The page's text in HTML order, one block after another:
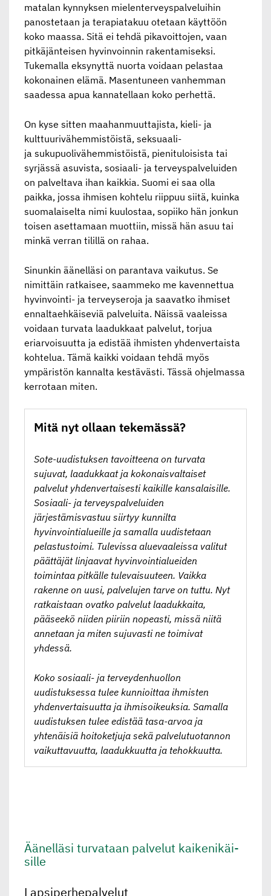
matalan kynnyksen mielenterveyspalveluihin
panostetaan ja terapiatakuu otetaan käyttöön
koko maassa. Sitä ei tehdä pikavoittojen, vaan
pitkäjänteisen hyvinvoinnin rakentamiseksi.
Tukemalla eksynyttä nuorta voidaan pelastaa
kokonainen elämä. Masentuneen vanhemman
saadessa apua kannatellaan koko perhettä.
On kyse sitten maahanmuuttajista, kieli- ja
kulttuurivähemmistöistä, seksuaali-
ja sukupuolivähemmistöistä, pienituloisista tai
syrjässä asuvista, sosiaali- ja terveyspalveluiden
on palveltava ihan kaikkia. Suomi ei saa olla
paikka, jossa ihmisen kohtelu riippuu siitä, kuinka
suomalaiselta nimi kuulostaa, sopiiko hän jonkun
toisen asettamaan muottiin, missä hän asuu tai
minkä verran tilillä on rahaa.
Sinunkin äänelläsi on parantava vaikutus. Se
nimittäin ratkaisee, saammeko me kavennettua
hyvinvointi- ja terveyseroja ja saavatko ihmiset
ennaltaehkäiseviä palveluita. Näissä vaaleissa
voidaan turvata laadukkaat palvelut, torjua
eriarvoisuutta ja edistää ihmisten yhdenvertaista
kohtelua. Tämä kaikki voidaan tehdä myös
ympäristön kannalta kestävästi. Tässä ohjelmassa
kerrotaan miten.
Mitä nyt ollaan tekemässä?
Sote-uudistuksen tavoitteena on turvata
sujuvat, laadukkaat ja kokonaisvaltaiset
palvelut yhdenvertaisesti kaikille kansalaisille.
Sosiaali- ja terveyspalveluiden
järjestämisvastuu siirtyy kunnilta
hyvinvointialueille ja samalla uudistetaan
pelastustoimi. Tulevissa aluevaaleissa valitut
päättäjät linjaavat hyvinvointialueiden
toimintaa pitkälle tulevaisuuteen. Vaikka
rakenne on uusi, palvelujen tarve on tuttu. Nyt
ratkaistaan ovatko palvelut laadukkaita,
pääseekö niiden piiriin nopeasti, missä niitä
annetaan ja miten sujuvasti ne toimivat
yhdessä.
Koko sosiaali- ja terveydenhuollon
uudistuksessa tulee kunnioittaa ihmisten
yhdenvertaisuutta ja ihmisoikeuksia. Samalla
uudistuksen tulee edistää tasa-arvoa ja
yhtenäisiä hoitoketjuja sekä palvelutuotannon
vaikuttavuutta, laadukkuutta ja tehokkuutta.
Äänelläsi turvataan palvelut kaikeni­käi­
sille
Lapsiperhepalvelut